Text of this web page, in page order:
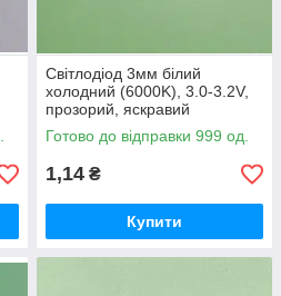
Світлодіод 3мм білий
холодний (6000K), 3.0-3.2V,
прозорий, яскравий
Готово до відправки 999 од.
1,14 ₴
Купити